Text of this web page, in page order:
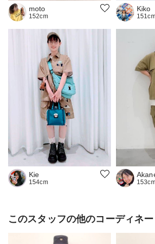
moto
152cm
Kiko
Kie
154cm
このスタッフの他のコーディネー